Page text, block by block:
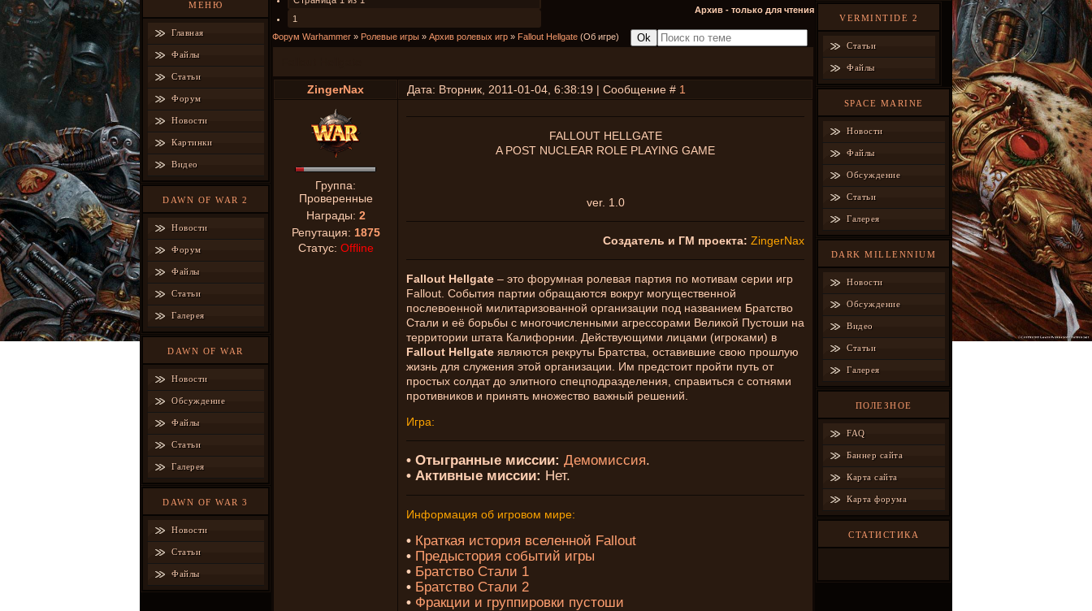
МЕНЮ
Главная
Файлы
Статьи
Форум
Новости
Картинки
Видео
DAWN OF WAR 2
Новости
Форум
Файлы
Статьи
Галерея
DAWN OF WAR
Новости
Обсуждение
Файлы
Статьи
Галерея
DAWN OF WAR 3
Новости
Статьи
Файлы
1
Архив - только для чтения
Форум Warhammer » Ролевые игры » Архив ролевых игр » Fallout Hellgate (Об игре)
ZingerNax Дата: Вторник, 2011-01-04, 6:38:19 | Сообщение # 1
Группа:
Проверенные
Награды: 2
Репутация: 1875
Статус: Offline
FALLOUT HELLGATE
A POST NUCLEAR ROLE PLAYING GAME
ver. 1.0
Создатель и ГМ проекта: ZingerNax
Fallout Hellgate – это форумная ролевая партия по мотивам серии игр
Fallout. События партии обращаются вокруг могущественной
послевоенной милитаризованной организации под названием Братство
Стали и её борьбы с многочисленными агрессорами Великой Пустоши на
территории штата Калифорнии. Действующими лицами (игроками) в
Fallout Hellgate являются рекруты Братства, оставившие свою прошлую
жизнь для служения этой организации. Им предстоит пройти путь от
простых солдат до элитного спецподразделения, справиться с сотнями
противников и принять множество важный решений.
Игра:
• Отыгранные миссии: Демомиссия.
• Активные миссии: Нет.
Информация об игровом мире:
• Краткая история вселенной Fallout
• Предыстория событий игры
• Братство Стали 1
• Братство Стали 2
• Фракции и группировки пустоши
VERMINTIDE 2
Статьи
Файлы
SPACE MARINE
Новости
Файлы
Обсуждение
Статьи
Галерея
DARK MILLENNIUM
Новости
Обсуждение
Видео
Статьи
Галерея
ПОЛЕЗНОЕ
FAQ
Баннер сайта
Карта сайта
Карта форума
СТАТИСТИКА